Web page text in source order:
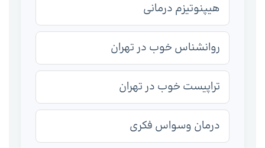
هیپنوتیزم درمانی
روانشناس خوب در تهران
تراپیست خوب در تهران
درمان وسواس فکری